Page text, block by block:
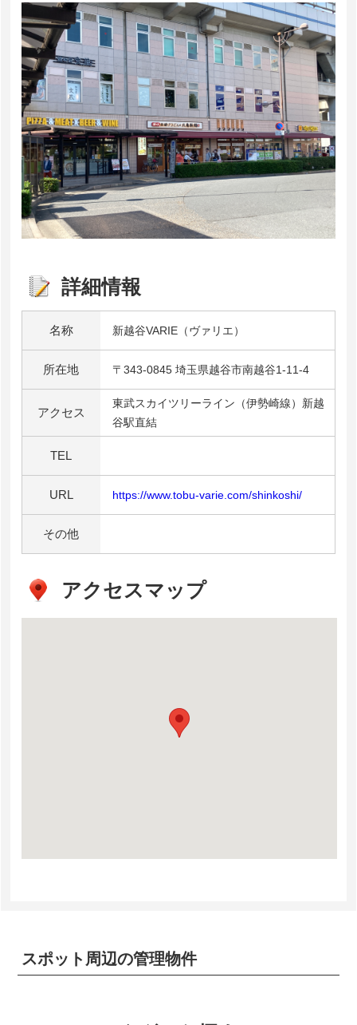
詳細情報
名称 新越谷VARIE（ヴァリエ）
所在地 〒343-0845 埼玉県越谷市南越谷1-11-4
アクセス
東武スカイツリーライン（伊勢崎線）新越
谷駅直結
TEL
URL https://www.tobu-varie.com/shinkoshi/
その他
アクセスマップ
スポット周辺の管理物件